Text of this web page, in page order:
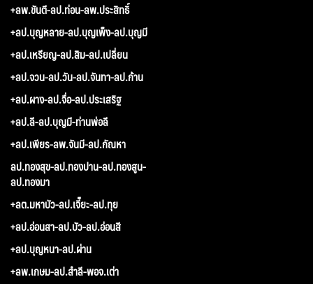
+ลพ.ขันตี-ลป.ท่อน-ลพ.ประสิทธิ์
+ลป.บุญหลาย-ลป.บุญเพ็ง-ลป.บุญมี
+ลป.เหรียญ-ลป.สิม-ลป.เปลี่ยน
+ลป.จวน-ลป.วัน-ลป.จันทา-ลป.ก้าน
+ลป.ผาง-ลป.จื่อ-ลป.ประเสริฐ
+ลป.ลี-ลป.บุญมี-ท่านพ่อลี
+ลป.เพียร-ลพ.จันมี-ลป.กัณหา
ลป.ทองสุข-ลป.ทองปาน-ลป.ทองสูน-
ลป.ทองมา
+ลต.มหาบัว-ลป.เจี๊ยะ-ลป.ทุย
+ลป.อ่อนสา-ลป.บัว-ลป.อ่อนสี
+ลป.บุญหนา-ลป.ผ่าน
+ลพ.เกษม-ลป.สำลี-พอจ.เต่า